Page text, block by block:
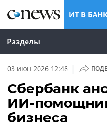
ИТ В
Разделы
03 июн 2026 12:48 |
Сбербанк
ИИ-
бизнеса